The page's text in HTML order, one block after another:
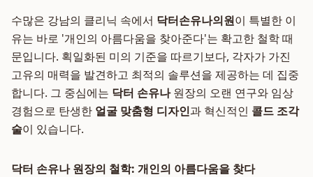
수많은 강남의 클리닉 속에서 닥터손유나의원이 특별한 이
유는 바로 '개인의 아름다움을 찾아준다'는 확고한 철학 때
문입니다. 획일화된 미의 기준을 따르기보다, 각자가 가진
고유의 매력을 발견하고 최적의 솔루션을 제공하는 데 집중
합니다. 그 중심에는 닥터 손유나원장의 오랜 연구와 임상
경험으로 탄생한 얼굴 맞춤형 디자인과 혁신적인 콜드 조각
술이 있습니다.
닥터 손유나 원장의 철학: 개인의 아름다움을 찾다